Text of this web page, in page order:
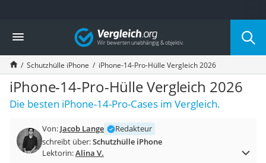
Die beliebtesten Vergleiche nach Kategorie
Elektronik
Powerstation
Monitor 32 Zoll 4K
Fernseher
Drucker
Desktop-PC
Diascanner
Laser-Multifunktionsdrucker
Vergleich
Schutzhülle iPhone iPhone-14-Pro-Hülle Vergleich 2026
iPhone-14-Pro-Hülle Vergleich 2026
Die besten iPhone-14-Pro-Cases im Vergleich.
Von: Jacob Lange
Redakteur
schreibt über:Schutzhülle iPhone
Lektorin:Alina V.